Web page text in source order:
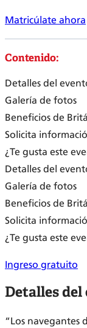
Matricúlate ahora
Contenido:
Detalles del
Galería de fotos
Beneficios de
Solicita
¿Te gusta este
Detalles del
Galería de fotos
Beneficios de
Solicita
¿Te gusta este
Ingreso gratuito
Detalles del
“Los navegantes